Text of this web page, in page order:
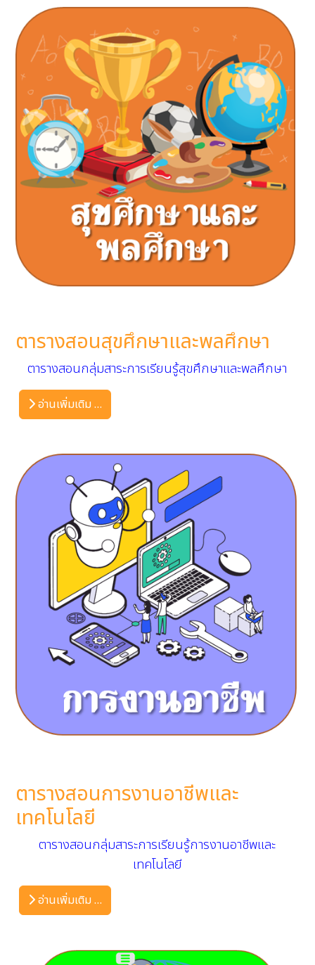
ตารางสอนสุขศึกษาและพลศึกษา
ตารางสอนกลุ่มสาระการเรียนรู้สุขศึกษาและพลศึกษา
อ่านเพิ่มเติม …
ตารางสอนการงานอาชีพและ
เทคโนโลยี
ตารางสอนกลุ่มสาระการเรียนรู้การงานอาชีพและ
เทคโนโลยี
อ่านเพิ่มเติม …